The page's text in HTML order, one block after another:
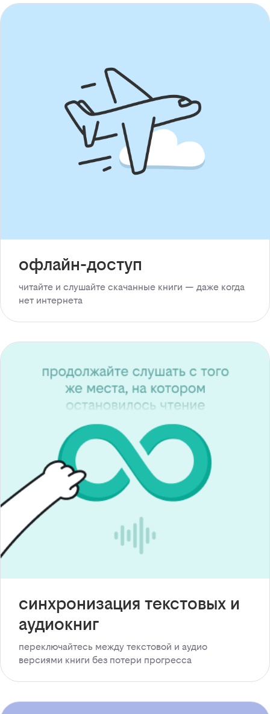
офлайн-доступ
читайте и слушайте скачанные книги — даже когда
нет интернета
синхронизация текстовых и
аудиокниг
переключайтесь между текстовой и аудио
версиями книги без потери прогресса